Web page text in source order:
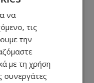
να
τις
την
με τη χρήση
συνεργάτες